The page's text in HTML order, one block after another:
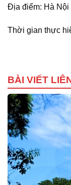
Địa điểm: Hà Nội
Thời gian thực
BÀI VIẾT